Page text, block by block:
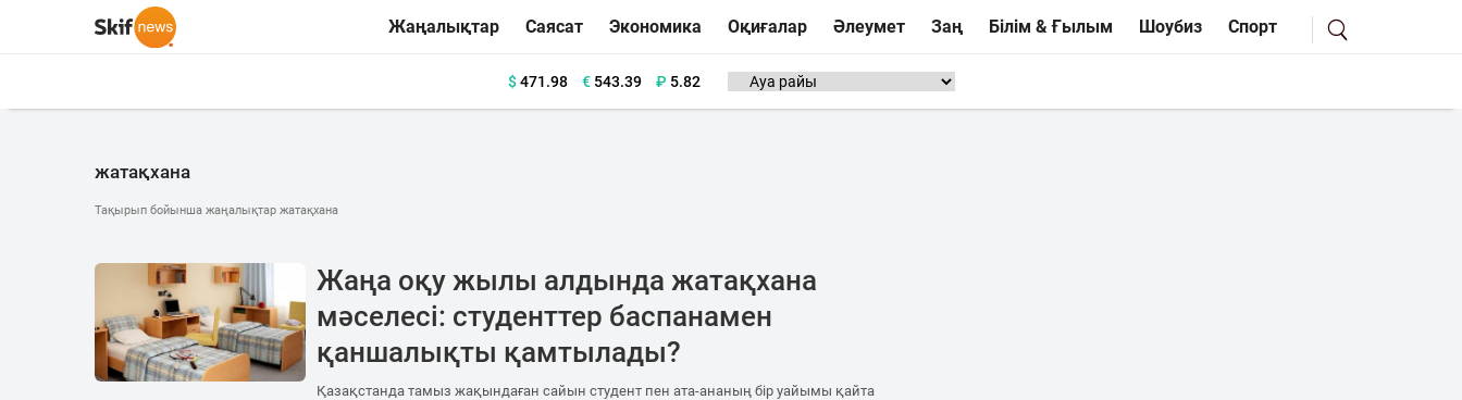
Жаңалықтар Саясат Экономика Оқиғалар Әлеумет Заң Білім & Ғылым Шоубиз Спорт
$471.98 €543.39 ₽ 5.82
жатақхана
Тақырып бойынша жаңалықтар жатақхана
Жаңа оқу жылы алдында жатақхана
мәселесі: студенттер баспанамен
қаншалықты қамтылады?
Қазақстанда тамыз жақындаған сайын студент пен ата-ананың бір уайымы қайта